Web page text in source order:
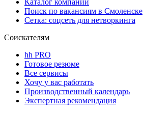
Каталог компаний
Поиск по вакансиям в Смоленске
Сетка: соцсеть для нетворкинга
Соискателям
hh PRO
Готовое резюме
Все сервисы
Хочу у вас работать
Производственный календарь
Экспертная рекомендация